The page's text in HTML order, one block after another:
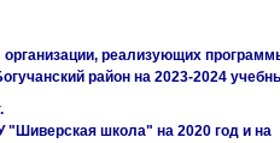
реализующих
район на 2023-2024
"Шиверская школа" на 2020 год и на